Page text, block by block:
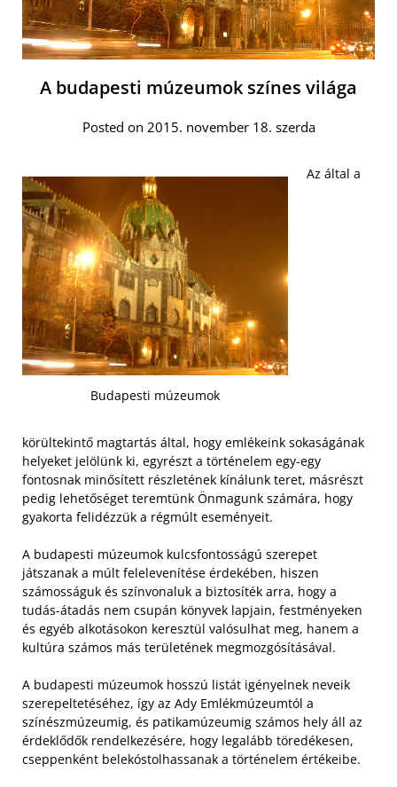
A budapesti múzeumok színes világa
Posted on 2015. november 18. szerda
Budapesti múzeumok
Az által a
körültekintő magtartás által, hogy emlékeink sokaságának
helyeket jelölünk ki, egyrészt a történelem egy-egy
fontosnak minősített részletének kínálunk teret, másrészt
pedig lehetőséget teremtünk Önmagunk számára, hogy
gyakorta felidézzük a régmúlt eseményeit.
A budapesti múzeumok kulcsfontosságú szerepet
játszanak a múlt felelevenítése érdekében, hiszen
számosságuk és színvonaluk a biztosíték arra, hogy a
tudás-átadás nem csupán könyvek lapjain, festményeken
és egyéb alkotásokon keresztül valósulhat meg, hanem a
kultúra számos más területének megmozgósításával.
A budapesti múzeumok hosszú listát igényelnek neveik
szerepeltetéséhez, így az Ady Emlékmúzeumtól a
színészmúzeumig, és patikamúzeumig számos hely áll az
érdeklődők rendelkezésére, hogy legalább töredékesen,
cseppenként belekóstolhassanak a történelem értékeibe.